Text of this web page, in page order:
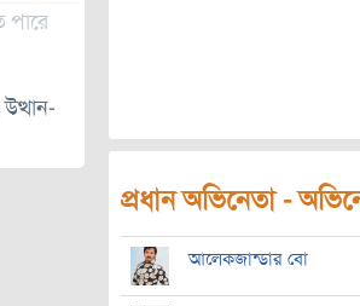
পারে
প্রধান অভিনেতা -
আলেকজান্ডার বো